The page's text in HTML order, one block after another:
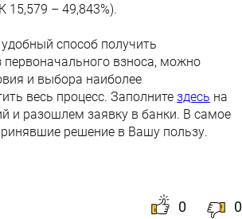
15,579 – 49,843%).
способ получить
взноса, можно
и выбора наиболее
весь процесс. Заполните здесь на
и разошлем заявку в банки. В самое
решение в Вашу пользу.
0 0